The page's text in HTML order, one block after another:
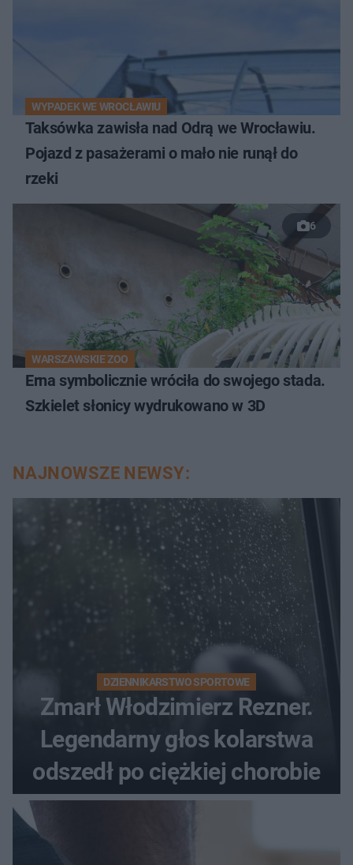
WYPADEK WE WROCŁAWIU
Taksówka zawisła nad Odrą we Wrocławiu.
Pojazd z pasażerami o mało nie runął do
rzeki
6
WARSZAWSKIE ZOO
Erna symbolicznie wróciła do swojego stada.
Szkielet słonicy wydrukowano w 3D
NAJNOWSZE NEWSY:
DZIENNIKARSTWO SPORTOWE
Zmarł Włodzimierz Rezner.
Legendarny głos kolarstwa
odszedł po ciężkiej chorobie